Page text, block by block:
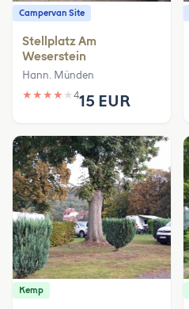
Campervan Site
Stellplatz Am
Weserstein
Hann. Münden
★ ★ ★ ★ ★ 415 EUR
Kemp